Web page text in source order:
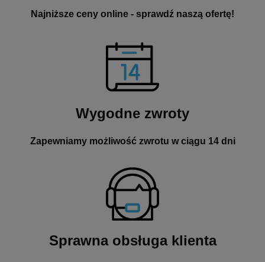
Najniższe ceny online - sprawdź naszą ofertę!
Wygodne zwroty
Zapewniamy możliwość zwrotu w ciągu 14 dni
Sprawna obsługa klienta